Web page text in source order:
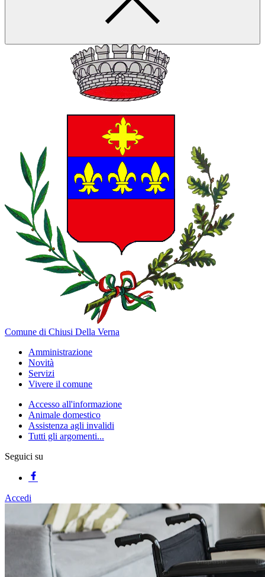
Comune di Chiusi Della Verna
Amministrazione
Novità
Servizi
Vivere il comune
Accesso all'informazione
Animale domestico
Assistenza agli invalidi
Tutti gli argomenti...
Seguici su
Accedi